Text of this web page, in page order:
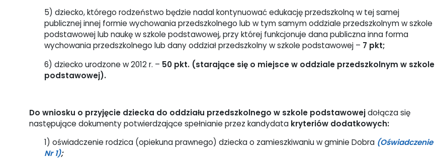
5) dziecko, którego rodzeństwo będzie nadal kontynuować edukację przedszkolną w tej samej
publicznej innej formie wychowania przedszkolnego lub w tym samym oddziale przedszkolnym w szkole
podstawowej lub naukę w szkole podstawowej, przy której funkcjonuje dana publiczna inna forma
wychowania przedszkolnego lub dany oddział przedszkolny w szkole podstawowej – 7 pkt;
6) dziecko urodzone w 2012 r. – 50 pkt. (starające się o miejsce w oddziale przedszkolnym w szkole
podstawowej).
Do wniosku o przyjęcie dziecka do oddziału przedszkolnego w szkole podstawowejdołącza się
następujące dokumenty potwierdzające spełnianie przez kandydata kryteriów dodatkowych:
1) oświadczenie rodzica (opiekuna prawnego) dziecka o zamieszkiwaniu w gminie Dobra (Oświadczenie
Nr 1);